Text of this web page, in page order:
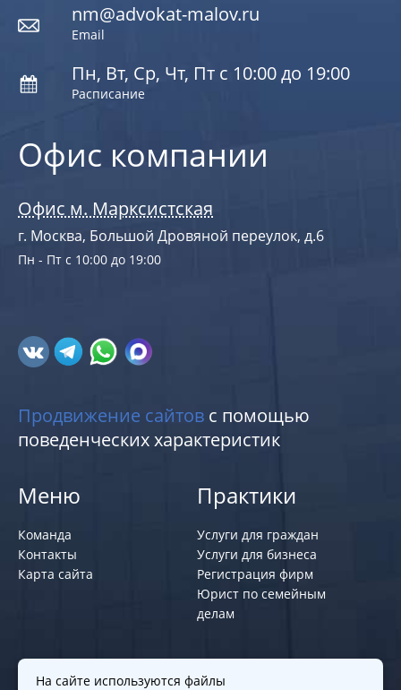
Офис компании
Офис м. Марксистская
г. Москва, Большой Дровяной переулок, д.6
Пн - Пт с 10:00 до 19:00
nm@advokat-malov.ru
Email
Пн, Вт, Ср, Чт, Пт с 10:00 до 19:00
Расписание
Продвижение сайтов с помощью
поведенческих характеристик
Меню
Команда
Контакты
Карта сайта
Практики
Услуги для граждан
Услуги для бизнеса
Регистрация фирм
Юрист по семейным
делам
Политики и правила
На сайте используются файлы